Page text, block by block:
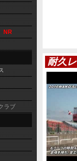
NR
ラブ
耐久